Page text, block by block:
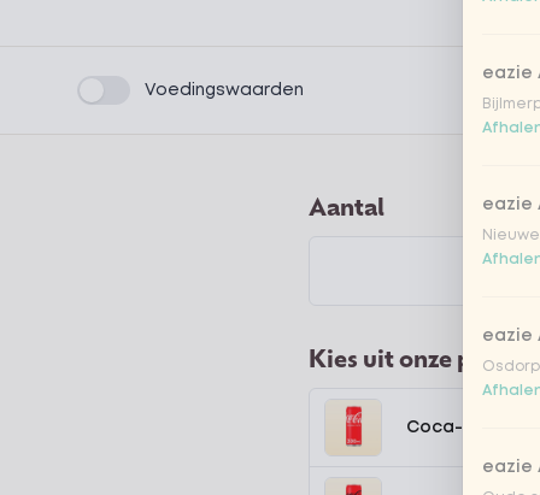
Product filters
Voedingswaarden
Aantal
Kies uit onze
Coca-Cola
eazie
eazie
eazie
eazie